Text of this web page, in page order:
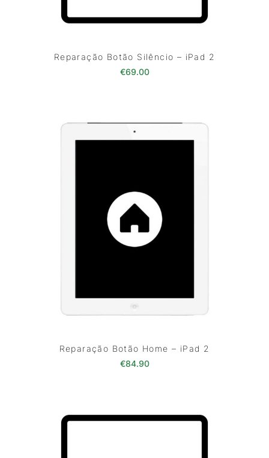
Reparação Botão Silêncio – iPad 2
€69.00
Reparação Botão Home – iPad 2
€84.90